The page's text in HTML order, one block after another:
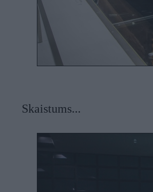
Skaistums...